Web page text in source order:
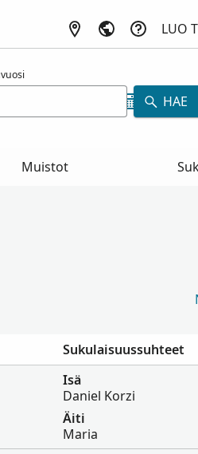
LUO
HAE
Muistot
Sukulaisuussuhteet
Isä
Daniel Korzi
Äiti
Maria